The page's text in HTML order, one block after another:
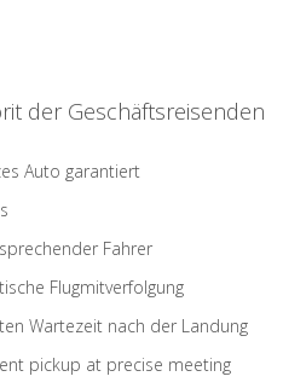
der Geschäftsreisenden
Auto garantiert
Fahrer
Flugmitverfolgung
Wartezeit nach der Landung
pickup at precise meeting